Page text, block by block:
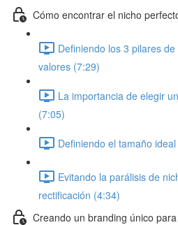
Cómo encontrar el nicho
Definiendo los 3 pilares
valores (7:29)
La importancia de elegir
(7:05)
Definiendo el tamaño
Evitando la parálisis de
rectificación (4:34)
Creando un branding único